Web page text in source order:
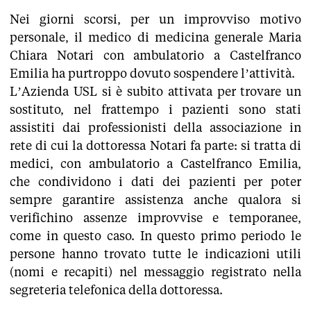
Nei giorni scorsi, per un improvviso motivo
personale, il medico di medicina generale Maria
Chiara Notari con ambulatorio a Castelfranco
Emilia ha purtroppo dovuto sospendere l’attività.
L’Azienda USL si è subito attivata per trovare un
sostituto, nel frattempo i pazienti sono stati
assistiti dai professionisti della associazione in
rete di cui la dottoressa Notari fa parte: si tratta di
medici, con ambulatorio a Castelfranco Emilia,
che condividono i dati dei pazienti per poter
sempre garantire assistenza anche qualora si
verifichino assenze improvvise e temporanee,
come in questo caso. In questo primo periodo le
persone hanno trovato tutte le indicazioni utili
(nomi e recapiti) nel messaggio registrato nella
segreteria telefonica della dottoressa.